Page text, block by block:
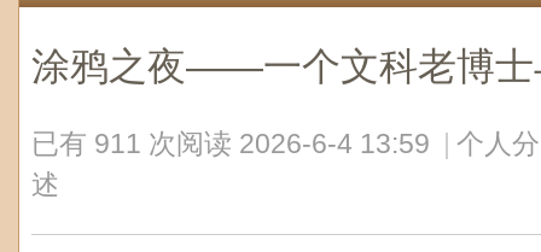
涂鸦之夜——一个文科老博士
已有 911 次阅读 2026-6-4 13:59
个人
述